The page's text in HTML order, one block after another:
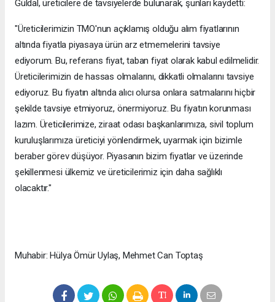
Güldal, üreticilere de tavsiyelerde bulunarak, şunları kaydetti:
"Üreticilerimizin TMO'nun açıklamış olduğu alım fiyatlarının
altında fiyatla piyasaya ürün arz etmemelerini tavsiye
ediyorum. Bu, referans fiyat, taban fiyat olarak kabul edilmelidir.
Üreticilerimizin de hassas olmalarını, dikkatli olmalarını tavsiye
ediyoruz. Bu fiyatın altında alıcı olursa onlara satmalarını hiçbir
şekilde tavsiye etmiyoruz, önermiyoruz. Bu fiyatın korunması
lazım. Üreticilerimize, ziraat odası başkanlarımıza, sivil toplum
kuruluşlarımıza üreticiyi yönlendirmek, uyarmak için bizimle
beraber görev düşüyor. Piyasanın bizim fiyatlar ve üzerinde
şekillenmesi ülkemiz ve üreticilerimiz için daha sağlıklı
olacaktır."
Muhabir: Hülya Ömür Uylaş, Mehmet Can Toptaş